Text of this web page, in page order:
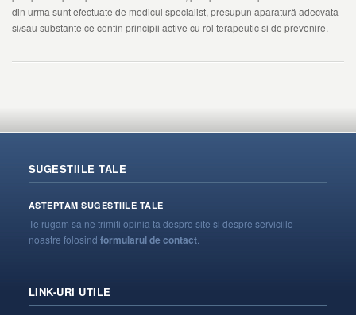
din urma sunt efectuate de medicul specialist, presupun aparatură adecvata
si/sau substante ce contin principii active cu rol terapeutic si de prevenire.
SUGESTIILE TALE
ASTEPTAM SUGESTIILE TALE
Te rugam sa ne trimiti opinia ta despre site si despre serviciile
noastre folosind formularul de contact.
LINK-URI UTILE